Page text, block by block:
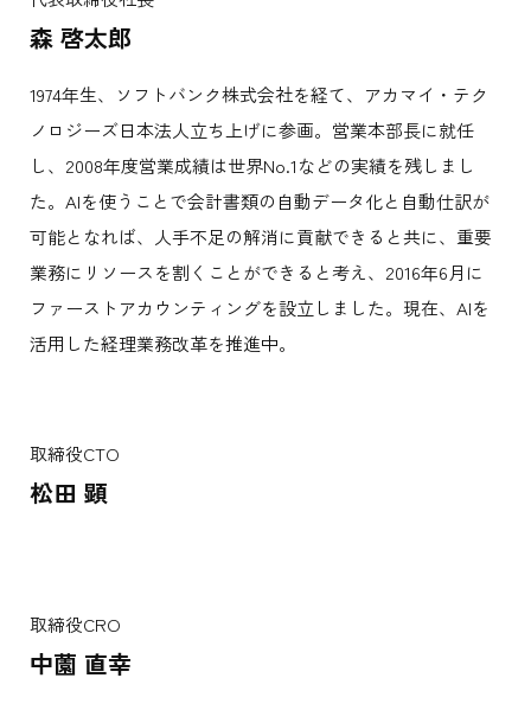
森 啓太郎
1974年生、ソフトバンク株式会社を経て、アカマイ・テク
ノロジーズ日本法人立ち上げに参画。営業本部長に就任
し、2008年度営業成績は世界No.1などの実績を残しまし
た。AIを使うことで会計書類の自動データ化と自動仕訳が
可能となれば、人手不足の解消に貢献できると共に、重要
業務にリソースを割くことができると考え、2016年6月に
ファーストアカウンティングを設立しました。現在、AIを
活用した経理業務改革を推進中。
取締役CTO
松田 顕
取締役CRO
中薗 直幸